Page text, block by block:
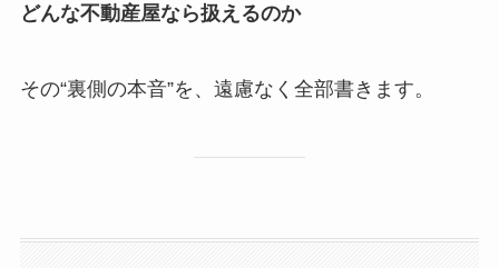
どんな不動産屋なら扱えるのか
その“裏側の本音”を、遠慮なく全部書きます。